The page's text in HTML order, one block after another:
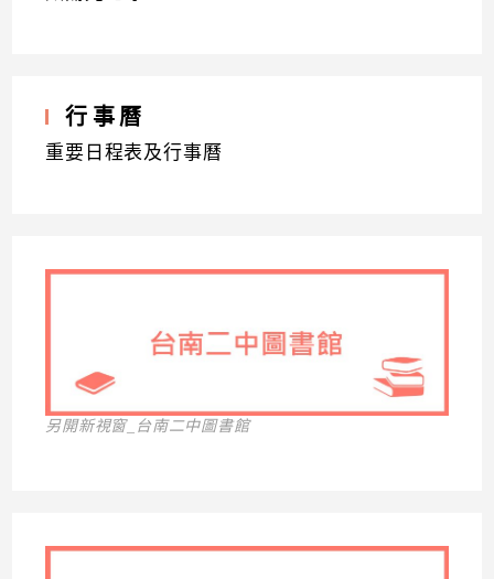
行事曆
重要日程表及行事曆
另開新視窗_台南二中圖書館